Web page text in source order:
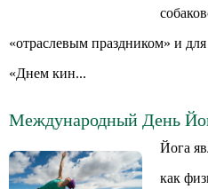
«отраслевым праздником» и
«Днем кин...
Международный День
Йога
как